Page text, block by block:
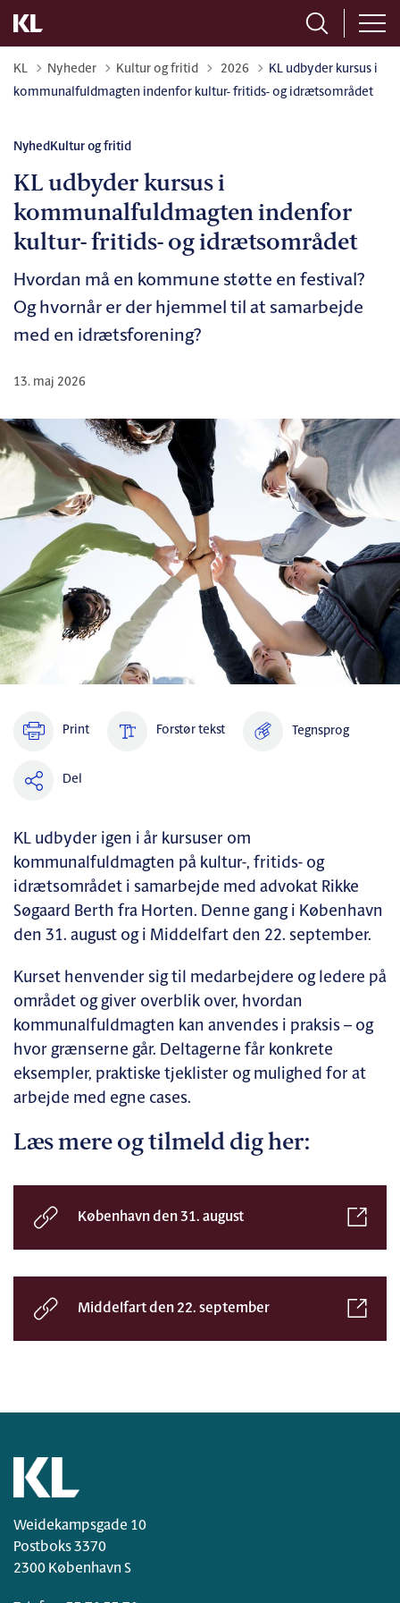
KL Nyheder Kultur og fritid Tilbage til
2026
KL udbyder kursus i
kommunalfuldmagten indenfor kultur- fritids- og idrætsområdet
NyhedKultur og fritid
KL udbyder kursus i
kommunalfuldmagten indenfor
kultur- fritids- og idrætsområdet
Hvordan må en kommune støtte en festival?
Og hvornår er der hjemmel til at samarbejde
med en idrætsforening?
13. maj 2026
Print Forstør tekst Tegnsprog
Del
KL udbyder igen i år kursuser om
kommunalfuldmagten på kultur-, fritids- og
idrætsområdet i samarbejde med advokat Rikke
Søgaard Berth fra Horten. Denne gang i København
den 31. august og i Middelfart den 22. september.
Kurset henvender sig til medarbejdere og ledere på
området og giver overblik over, hvordan
kommunalfuldmagten kan anvendes i praksis – og
hvor grænserne går. Deltagerne får konkrete
eksempler, praktiske tjeklister og mulighed for at
arbejde med egne cases.
Læs mere og tilmeld dig her:
København den 31. august
Middelfart den 22. september
Weidekampsgade 10
Postboks 3370
2300 København S